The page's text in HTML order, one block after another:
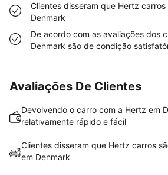
Clientes disseram que Hertz
Denmark
De acordo com as avaliações dos
Denmark são de condição
Avaliações De Clientes
Devolvendo o carro com a Hertz em
relativamente rápido e fácil
Clientes disseram que Hertz carros
em Denmark